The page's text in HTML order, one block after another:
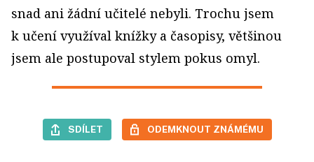
snad ani žádní učitelé nebyli. Trochu jsem
k učení využíval knížky a časopisy, většinou
jsem ale postupoval stylem pokus omyl.
SDÍLET ODEMKNOUT ZNÁMÉMU